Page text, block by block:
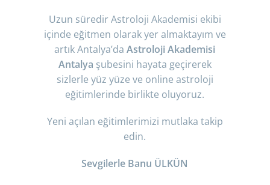
Uzun süredir Astroloji Akademisi ekibi
içinde eğitmen olarak yer almaktayım ve
artık Antalya’daAstroloji Akademisi
Antalya şubesini hayata geçirerek
sizlerle yüz yüze ve online astroloji
eğitimlerinde birlikte oluyoruz.
Yeni açılan eğitimlerimizi mutlaka takip
edin.
Sevgilerle Banu ÜLKÜN